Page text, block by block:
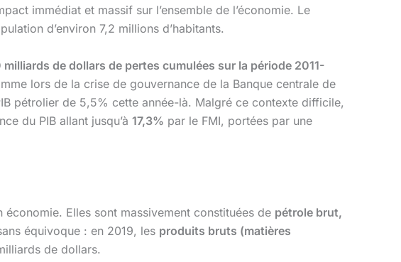
immédiat et massif sur l’ensemble de l’économie. Le
d’environ 7,2 millions d’habitants.
milliards de dollars de pertes cumulées sur la période 2011-
lors de la crise de gouvernance de la Banque centrale de
pétrolier de 5,5% cette année-là. Malgré ce contexte difficile,
du PIB allant jusqu’à 17,3% par le FMI, portées par une
Elles sont massivement constituées de pétrole brut,
équivoque : en 2019, les produits bruts (matières
de dollars.